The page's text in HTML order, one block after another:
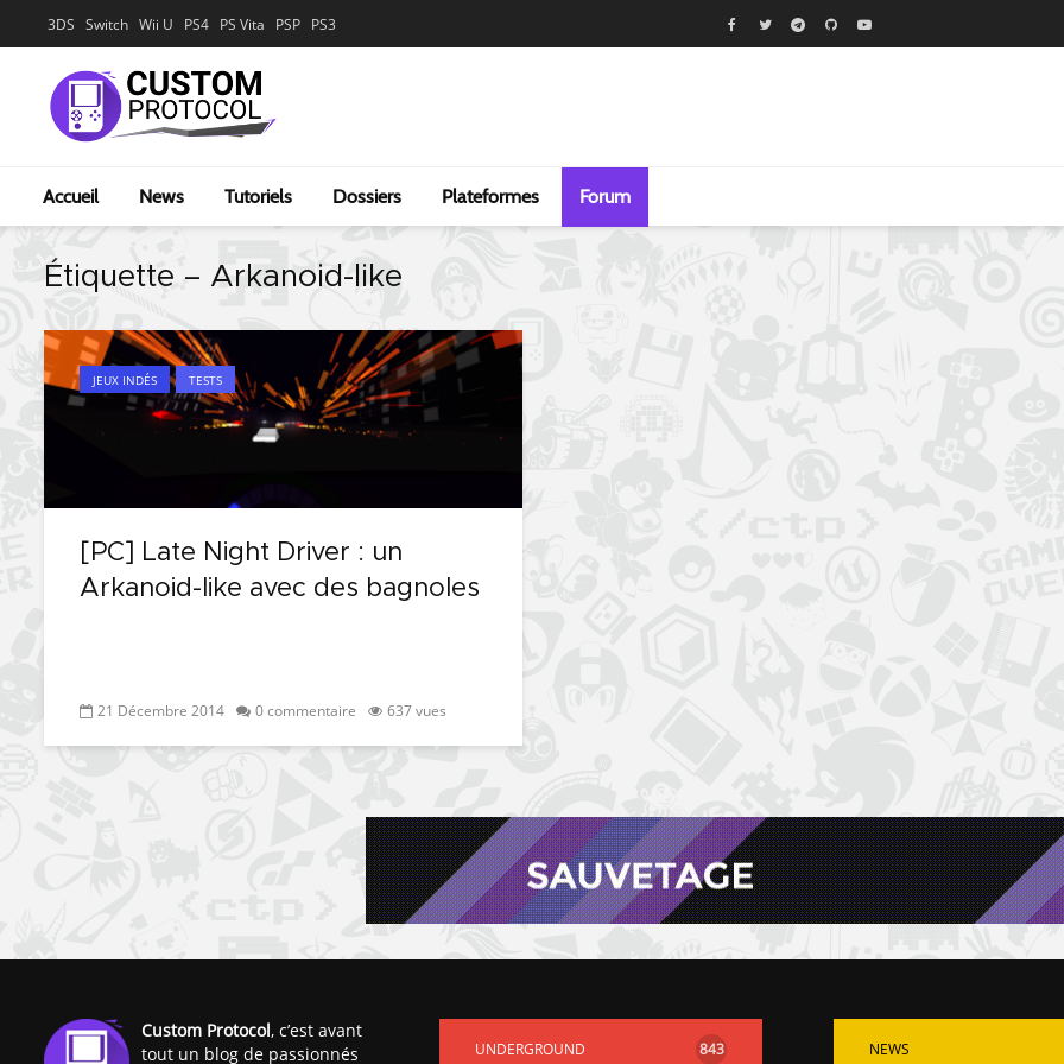
3DS Switch Wii U PS4 PS Vita PSP PS3
Accueil News Tutoriels Dossiers Plateformes Forum
Étiquette – Arkanoid-like
JEUX INDÉS TESTS
[PC] Late Night Driver : un
Arkanoid-like avec des bagnoles
21 Décembre 2014 0 commentaire 637 vues
Custom Protocol, c’est avant
tout un blog de passionnés
UNDERGROUND 843 NEWS